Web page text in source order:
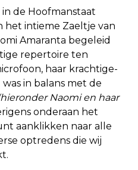
de Hoofmanstaat
het intieme Zaeltje van
Amaranta begeleid
repertoire ten
haar krachtige-
in balans met de
Naomi en haar
onderaan het
aanklikken naar alle
optredens die wij